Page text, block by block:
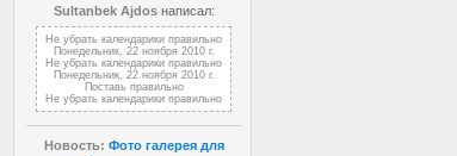
Sultanbek Ajdosнаписал:
Не убрать календарики правильно
Понедельник, 22 ноября 2010 г.
Не убрать календарики правильно
Понедельник, 22 ноября 2010 г.
Поставь правильно
Не убрать календарики правильно
Новость: Фото галерея для